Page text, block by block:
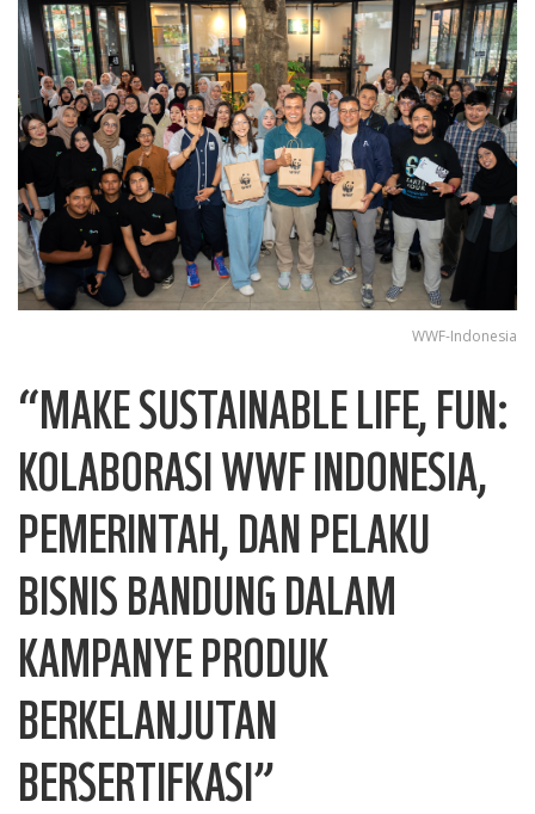
WWF-Indonesia
“MAKE SUSTAINABLE LIFE, FUN:
KOLABORASI WWF INDONESIA,
PEMERINTAH, DAN PELAKU
BISNIS BANDUNG DALAM
KAMPANYE PRODUK
BERKELANJUTAN
BERSERTIFKASI”